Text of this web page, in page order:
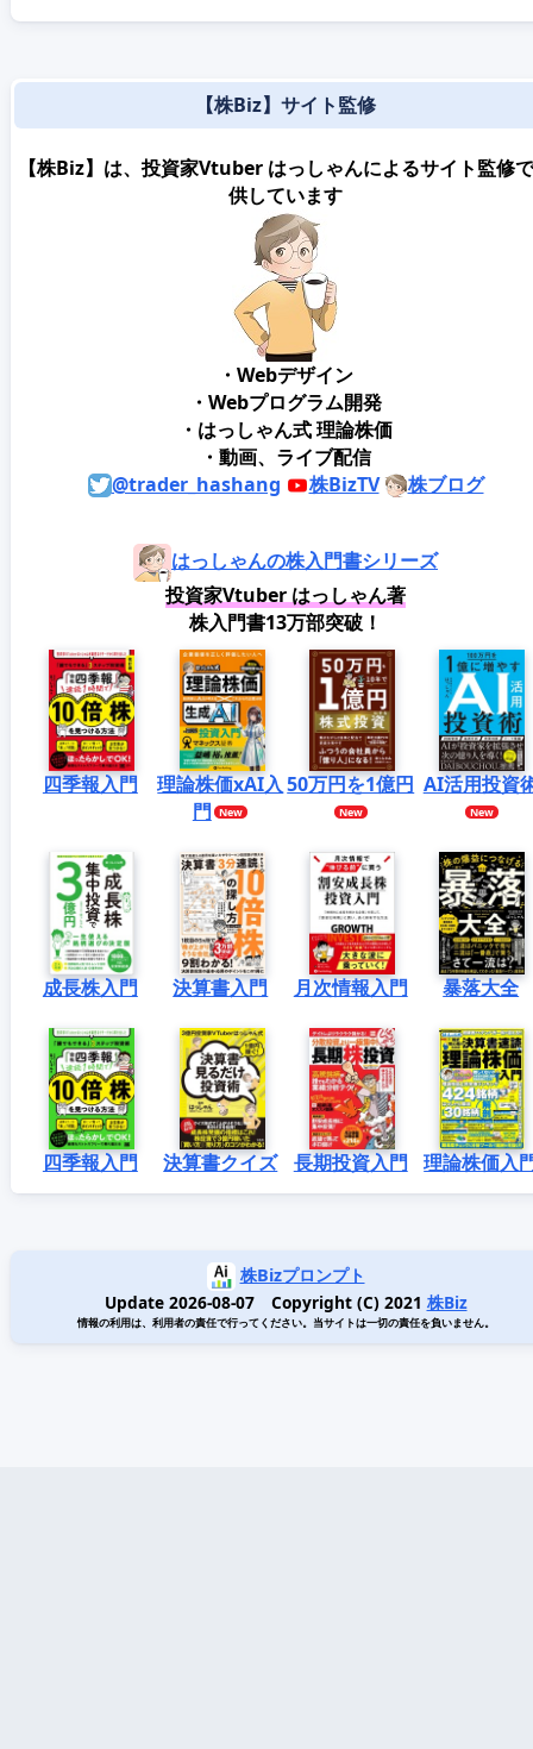
【株Biz】サイト監修
【株Biz】は、投資家Vtuber はっしゃんによるサイト監修
供しています
・Webデザイン
・Webプログラム開発
・はっしゃん式 理論株価
・動画、ライブ配信
@trader_hashang
株BizTV 株ブログ
はっしゃんの株入門書シリーズ
投資家Vtuber はっしゃん著
株入門書13万部突破！
四季報入門
理論株価xAI入
門
50万円を1億円 AI活用投資
成長株入門 決算書入門 月次情報入門 暴落大全
四季報入門 決算書クイズ 長期投資入門 理論株価入
株Bizプロンプト
Update 2026-08-07 Copyright (C) 2021 株Biz
情報の利用は、利用者の責任で行ってください。当サイトは一切の責任を負いません。